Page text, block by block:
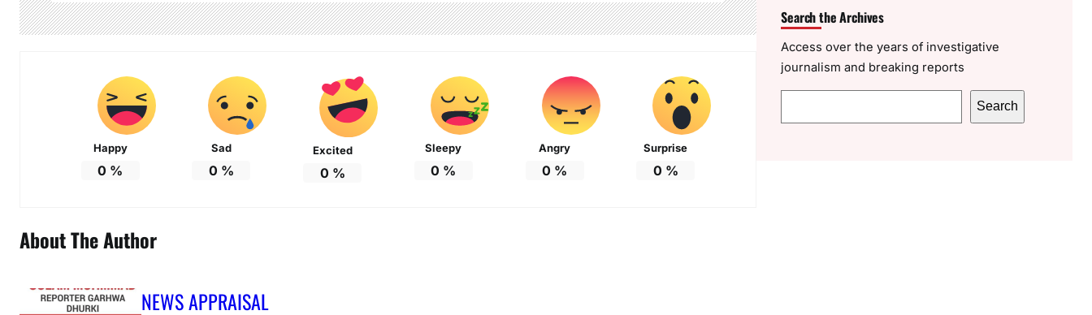
Happy
0 %
Sad
0 %
Excited
0 %
Sleepy
0 %
Angry
0 %
Surprise
0 %
About The Author
NEWS APPRAISAL
Search the Archives
Access over the years of investigative
journalism and breaking reports
e
Search